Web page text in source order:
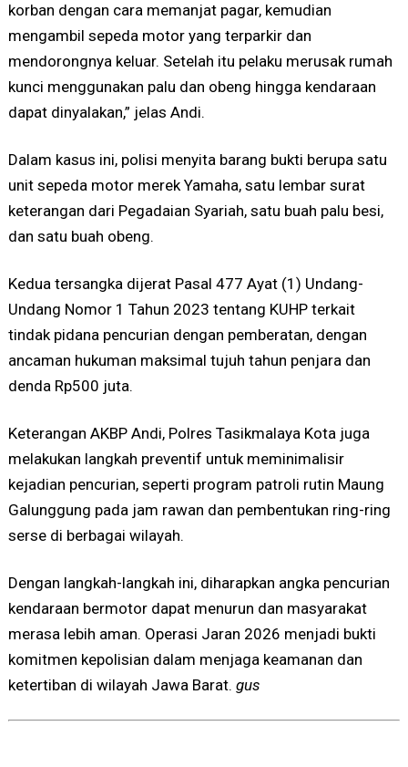
korban dengan cara memanjat pagar, kemudian
mengambil sepeda motor yang terparkir dan
mendorongnya keluar. Setelah itu pelaku merusak rumah
kunci menggunakan palu dan obeng hingga kendaraan
dapat dinyalakan,” jelas Andi.
Dalam kasus ini, polisi menyita barang bukti berupa satu
unit sepeda motor merek Yamaha, satu lembar surat
keterangan dari Pegadaian Syariah, satu buah palu besi,
dan satu buah obeng.
Kedua tersangka dijerat Pasal 477 Ayat (1) Undang-
Undang Nomor 1 Tahun 2023 tentang KUHP terkait
tindak pidana pencurian dengan pemberatan, dengan
ancaman hukuman maksimal tujuh tahun penjara dan
denda Rp500 juta.
Keterangan AKBP Andi, Polres Tasikmalaya Kota juga
melakukan langkah preventif untuk meminimalisir
kejadian pencurian, seperti program patroli rutin Maung
Galunggung pada jam rawan dan pembentukan ring-ring
serse di berbagai wilayah.
Dengan langkah-langkah ini, diharapkan angka pencurian
kendaraan bermotor dapat menurun dan masyarakat
merasa lebih aman. Operasi Jaran 2026 menjadi bukti
komitmen kepolisian dalam menjaga keamanan dan
ketertiban di wilayah Jawa Barat. gus